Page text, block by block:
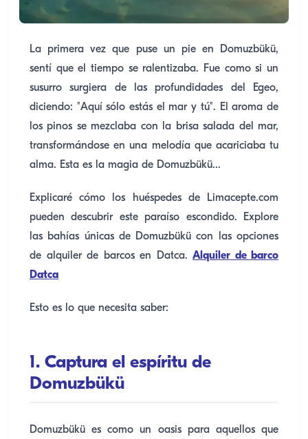
La primera vez que puse un pie en Domuzbükü,
sentí que el tiempo se ralentizaba. Fue como si un
susurro surgiera de las profundidades del Egeo,
diciendo: "Aquí sólo estás el mar y tú". El aroma de
los pinos se mezclaba con la brisa salada del mar,
transformándose en una melodía que acariciaba tu
alma. Esta es la magia de Domuzbükü...
Explicaré cómo los huéspedes de Limacepte.com
pueden descubrir este paraíso escondido. Explore
las bahías únicas de Domuzbükü con las opciones
de alquiler de barcos en Datca. Alquiler de barco
Datca
Esto es lo que necesita saber:
1. Captura el espíritu de
Domuzbükü
Domuzbükü es como un oasis para aquellos que